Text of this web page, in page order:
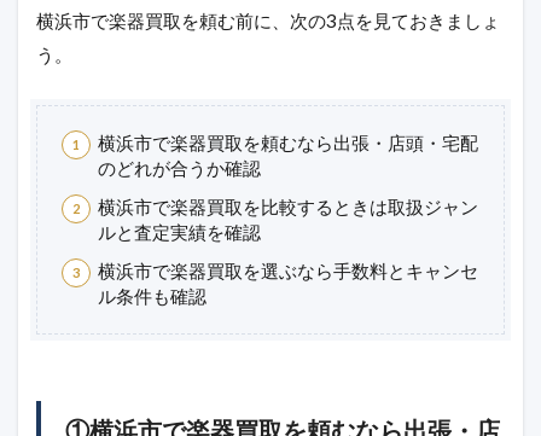
横浜市で楽器買取を頼む前に、次の3点を見ておきましょ
う。
横浜市で楽器買取を頼むなら出張・店頭・宅配
のどれが合うか確認
横浜市で楽器買取を比較するときは取扱ジャン
ルと査定実績を確認
横浜市で楽器買取を選ぶなら手数料とキャンセ
ル条件も確認
①横浜市で楽器買取を頼むなら出張・店